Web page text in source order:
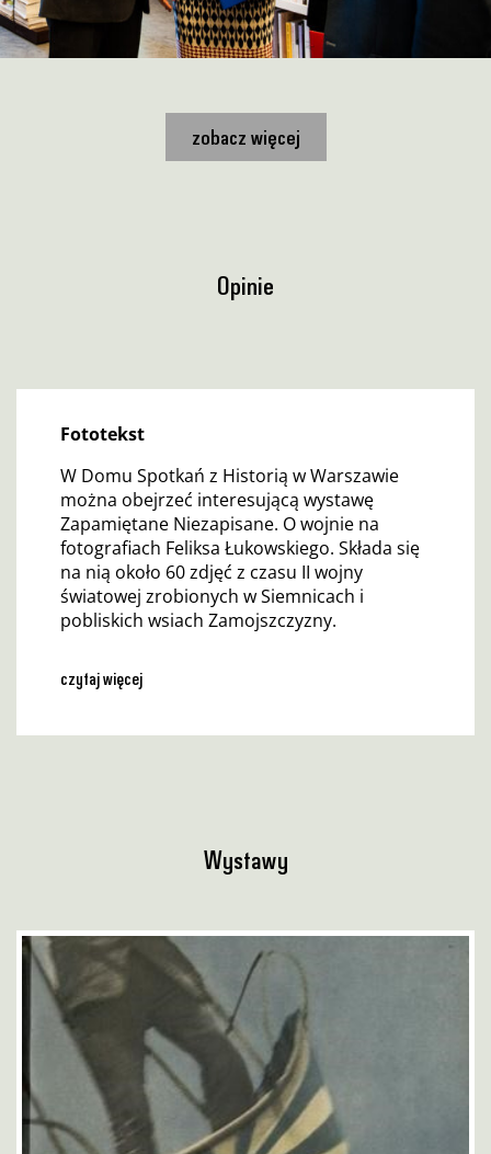
zobacz więcej
Opinie
Fototekst
W Domu Spotkań z Historią w Warszawie
można obejrzeć interesującą wystawę
Zapamiętane Niezapisane. O wojnie na
fotografiach Feliksa Łukowskiego. Składa się
na nią około 60 zdjęć z czasu II wojny
światowej zrobionych w Siemnicach i
pobliskich wsiach Zamojszczyzny.
czytaj więcej
Wystawy